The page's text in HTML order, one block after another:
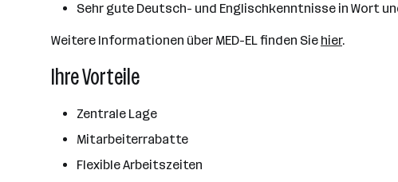
Sehr gute Deutsch- und Englischkenntnisse in Wort
Weitere Informationen über MED-EL finden Sie hier.
Ihre Vorteile
Zentrale Lage
Mitarbeiterrabatte
Flexible Arbeitszeiten